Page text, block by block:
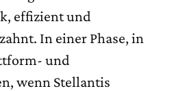
effizient und
In einer Phase, in
und
wenn Stellantis